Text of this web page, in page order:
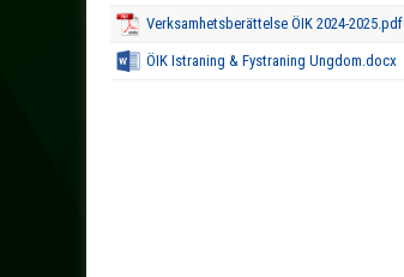
Verksamhetsberättelse ÖIK 2024-2025.pdf
ÖIK Istraning & Fystraning Ungdom.docx